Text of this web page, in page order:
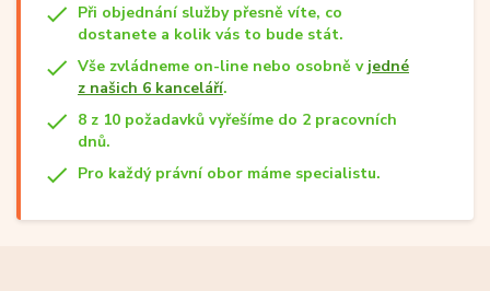
Při objednání služby přesně víte, co
dostanete a kolik vás to bude stát.
Vše zvládneme on-line nebo osobně v jedné
z našich 6 kanceláří.
8 z 10 požadavků vyřešíme do 2 pracovních
dnů.
Pro každý právní obor máme specialistu.